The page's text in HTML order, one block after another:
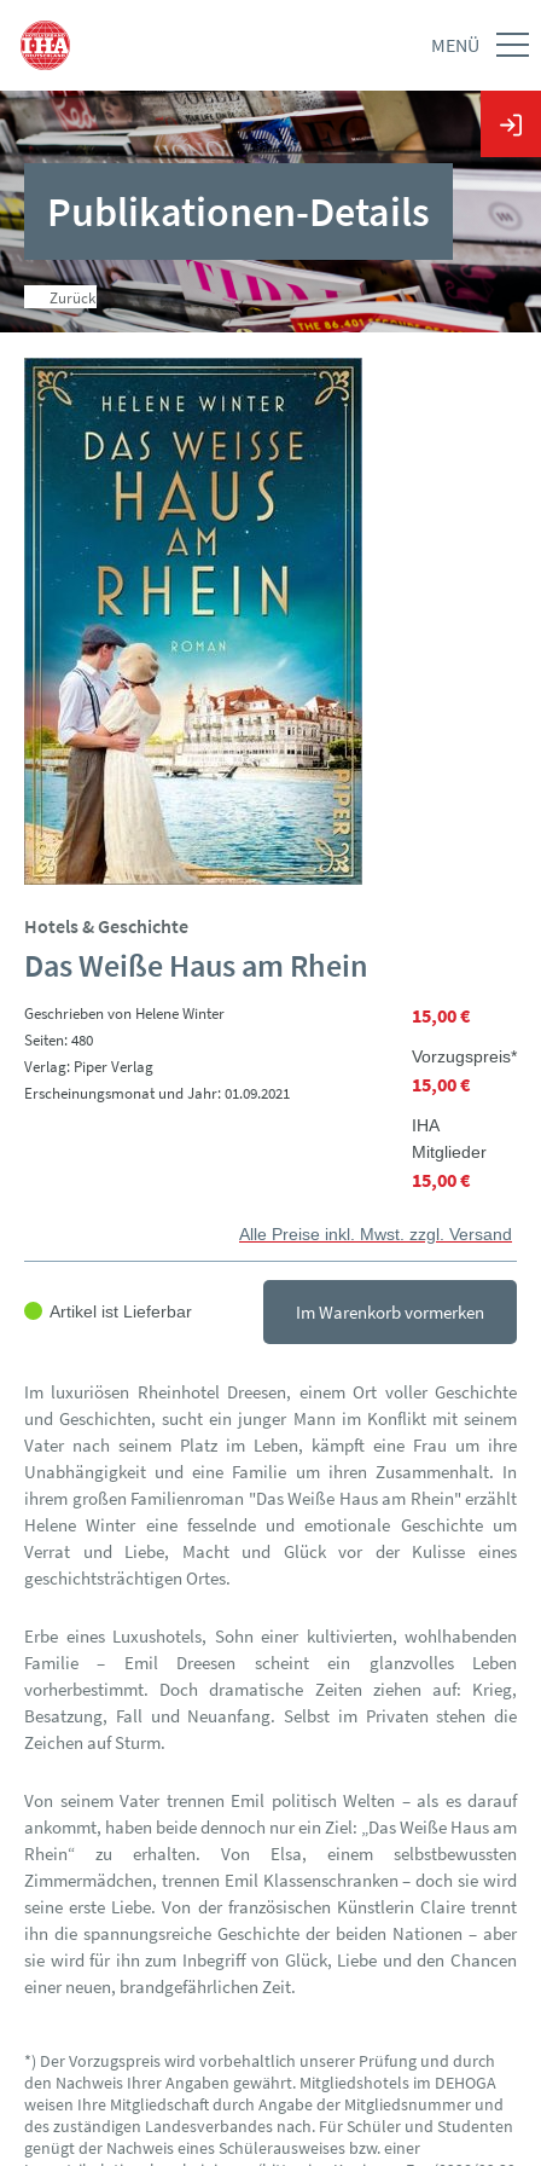
MENÜ
Publikationen-Details
Zurück
Hotels & Geschichte
Das Weiße Haus am Rhein
Geschrieben von Helene Winter
Seiten: 480
Verlag: Piper Verlag
Erscheinungsmonat und Jahr: 01.09.2021
15,00 €
Vorzugspreis*
15,00 €
IHA
Mitglieder
15,00 €
Alle Preise inkl. Mwst. zzgl. Versand
Artikel ist Lieferbar Im Warenkorb vormerken
Im luxuriösen Rheinhotel Dreesen, einem Ort voller Geschichte
und Geschichten, sucht ein junger Mann im Konflikt mit seinem
Vater nach seinem Platz im Leben, kämpft eine Frau um ihre
Unabhängigkeit und eine Familie um ihren Zusammenhalt. In
ihrem großen Familienroman "Das Weiße Haus am Rhein" erzählt
Helene Winter eine fesselnde und emotionale Geschichte um
Verrat und Liebe, Macht und Glück vor der Kulisse eines
geschichtsträchtigen Ortes.
Erbe eines Luxushotels, Sohn einer kultivierten, wohlhabenden
Familie – Emil Dreesen scheint ein glanzvolles Leben
vorherbestimmt. Doch dramatische Zeiten ziehen auf: Krieg,
Besatzung, Fall und Neuanfang. Selbst im Privaten stehen die
Zeichen auf Sturm.
Von seinem Vater trennen Emil politisch Welten – als es darauf
ankommt, haben beide dennoch nur ein Ziel: „Das Weiße Haus am
Rhein“ zu erhalten. Von Elsa, einem selbstbewussten
Zimmermädchen, trennen Emil Klassenschranken – doch sie wird
seine erste Liebe. Von der französischen Künstlerin Claire trennt
ihn die spannungsreiche Geschichte der beiden Nationen – aber
sie wird für ihn zum Inbegriff von Glück, Liebe und den Chancen
einer neuen, brandgefährlichen Zeit.
*) Der Vorzugspreis wird vorbehaltlich unserer Prüfung und durch
den Nachweis Ihrer Angaben gewährt. Mitgliedshotels im DEHOGA
weisen Ihre Mitgliedschaft durch Angabe der Mitgliedsnummer und
des zuständigen Landesverbandes nach. Für Schüler und Studenten
genügt der Nachweis eines Schülerausweises bzw. einer